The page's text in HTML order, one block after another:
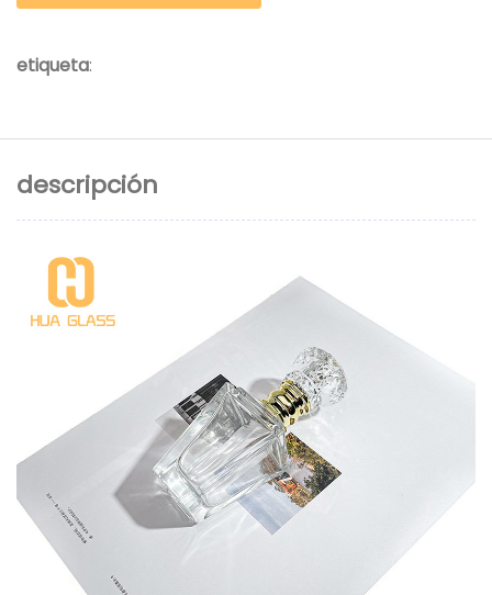
etiqueta:
descripción